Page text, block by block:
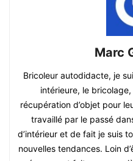
Marc
Bricoleur autodidacte, je
intérieure, le
récupération d’objet pour
travaillé par le passé
d’intérieur et de fait je suis
nouvelles tendances. Loin